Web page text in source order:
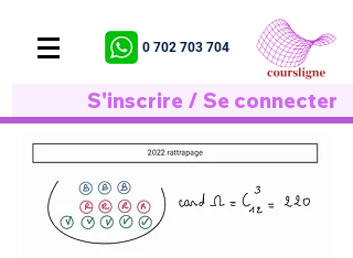
0 702 703 704
S'inscrire / Se connecter